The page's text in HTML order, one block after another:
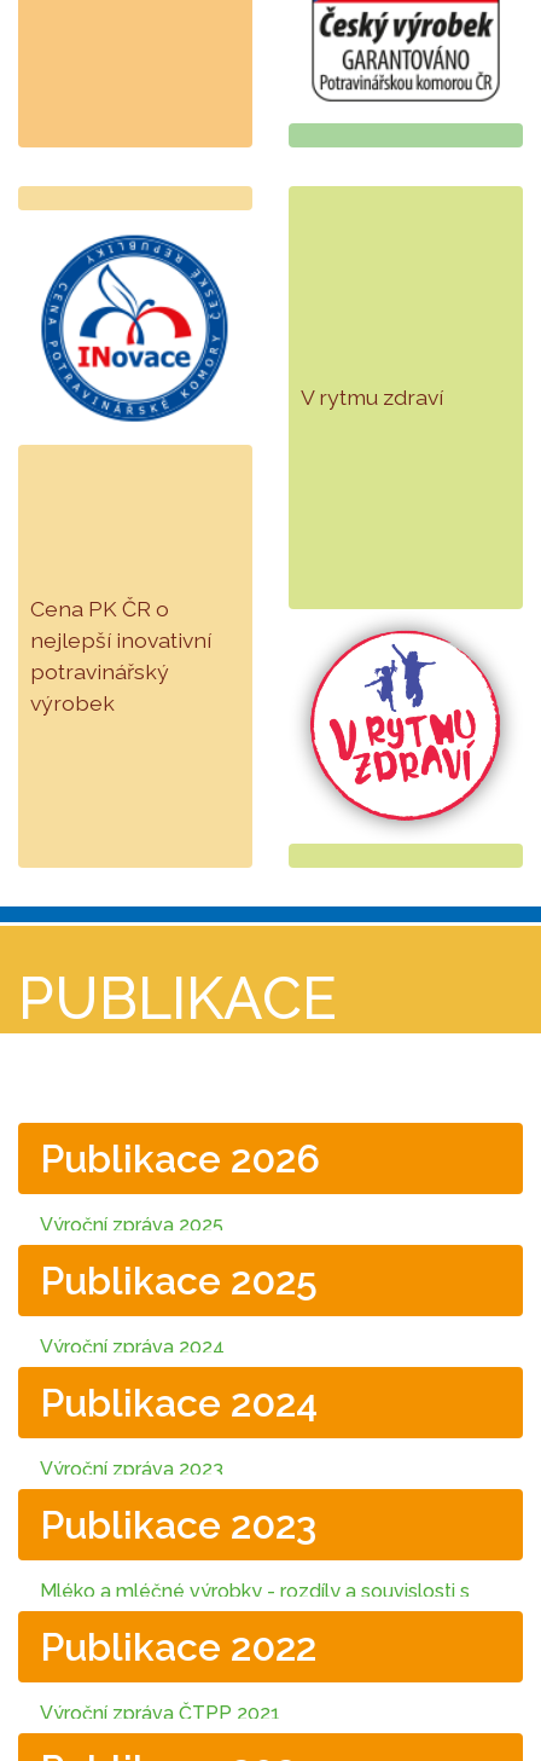
Cena PK ČR o
nejlepší inovativní
potravinářský
výrobek
V rytmu zdraví
PUBLIKACE
Publikace 2026
Výroční zpráva 2025
Publikace 2025
Výroční zpráva 2024
Publikace 2024
Výroční zpráva 2023
Publikace 2023
Mléko a mléčné výrobky - rozdíly a souvislosti s
Zbožíznalství - Stručný přehled pekařských
Publikace 2022
Výroční zpráva ČTPP 2021